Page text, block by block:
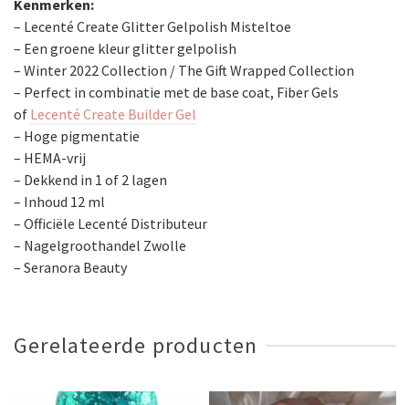
Kenmerken:
– Lecenté Create Glitter Gelpolish Misteltoe
– Een groene kleur glitter gelpolish
– Winter 2022 Collection / The Gift Wrapped Collection
– Perfect in combinatie met de base coat, Fiber Gels
of Lecenté Create Builder Gel
– Hoge pigmentatie
– HEMA-vrij
– Dekkend in 1 of 2 lagen
– Inhoud 12 ml
– Officiële Lecenté Distributeur
– Nagelgroothandel Zwolle
– Seranora Beauty
Gerelateerde producten